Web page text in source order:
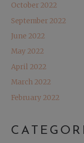
October 2022
September 2022
June 2022
May 2022
April 2022
March 2022
February 2022